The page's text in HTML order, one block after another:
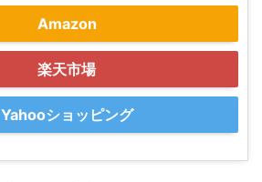
Amazon
楽天市場
Yahooショッピング